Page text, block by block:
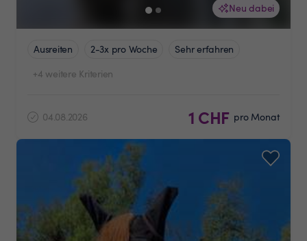
Neu dabei
Ausreiten 2-3x pro Woche
Sehr erfahren
+4 weitere Kriterien
04.08.2026 1 CHF pro Monat